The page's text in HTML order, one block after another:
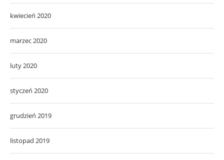
kwiecień 2020
marzec 2020
luty 2020
styczeń 2020
grudzień 2019
listopad 2019